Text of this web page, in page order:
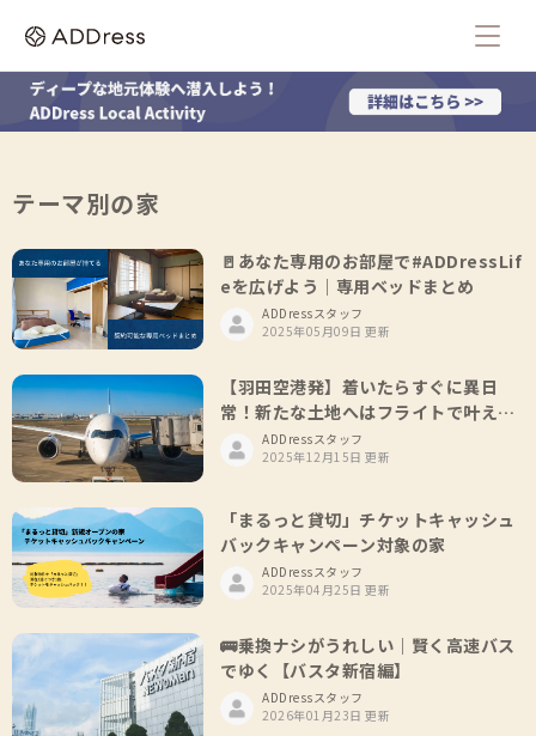
テーマ別の家
🚪あなた専用のお部屋で#ADDressLif
eを広げよう｜専用ベッドまとめ
ADDressスタッフ
2025年05月09日 更新
【羽田空港発】着いたらすぐに異日
常！新たな土地へはフライトで叶えよ
う🛫
ADDressスタッフ
2025年12月15日 更新
「まるっと貸切」チケットキャッシュ
バックキャンペーン対象の家
ADDressスタッフ
2025年04月25日 更新
🚌乗換ナシがうれしい｜賢く高速バス
でゆく【バスタ新宿編】
ADDressスタッフ
2026年01月23日 更新